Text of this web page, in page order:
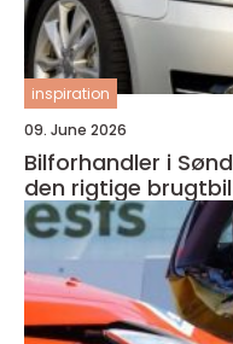
inspiration
09. June 2026
Bilforhandler i
den rigtige brugtbil